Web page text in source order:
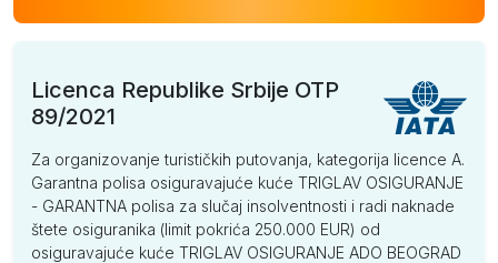
Licenca Republike Srbije OTP
89/2021
Za organizovanje turističkih putovanja, kategorija licence A.
Garantna polisa osiguravajuće kuće TRIGLAV OSIGURANJE
- GARANTNA polisa za slučaj insolventnosti i radi naknade
štete osiguranika (limit pokrića 250.000 EUR) od
osiguravajuće kuće TRIGLAV OSIGURANJE ADO BEOGRAD